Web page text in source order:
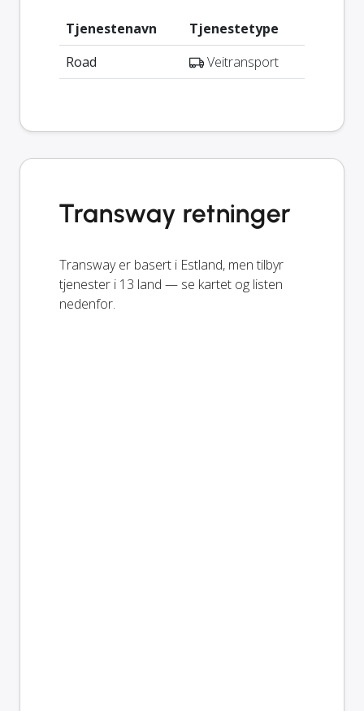
Tjenestenavn
Tjenestetype
Road
Veitransport
Transway retninger
Transway er basert i Estland, men tilbyr
tjenester i 13 land — se kartet og listen
nedenfor.